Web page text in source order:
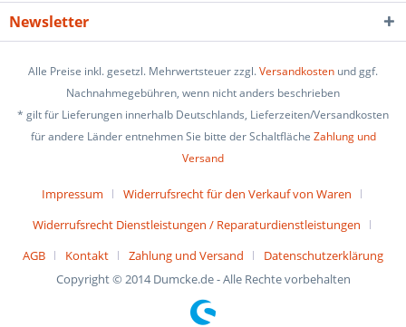
Newsletter
Alle Preise inkl. gesetzl. Mehrwertsteuer zzgl.Versandkosten und ggf.
Nachnahmegebühren, wenn nicht anders beschrieben
* gilt für Lieferungen innerhalb Deutschlands, Lieferzeiten/Versandkosten
für andere Länder entnehmen Sie bitte der Schaltfläche Zahlung und
Versand
Impressum
Widerrufsrecht für den Verkauf von Waren
Widerrufsrecht Dienstleistungen / Reparaturdienstleistungen
AGB
Kontakt Zahlung und Versand
Datenschutzerklärung
Copyright © 2014 Dumcke.de - Alle Rechte vorbehalten